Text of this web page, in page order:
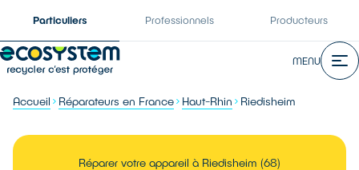
Particuliers Professionnels Producteurs
MENU
Accueil Réparateurs en France Haut-Rhin Riedisheim
Réparer votre appareil à Riedisheim (68)